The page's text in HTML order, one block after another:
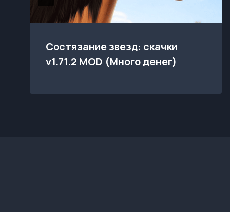
Состязание звезд: скачки
v1.71.2 MOD (Много денег)